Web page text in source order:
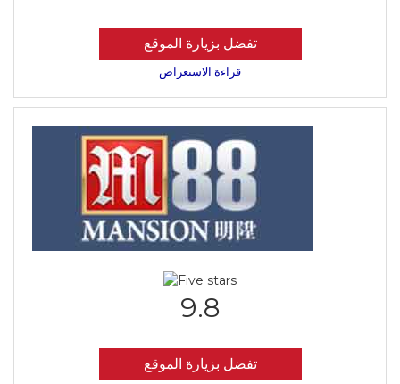
تفضل بزيارة الموقع
قراءة الاستعراض
9.8
تفضل بزيارة الموقع